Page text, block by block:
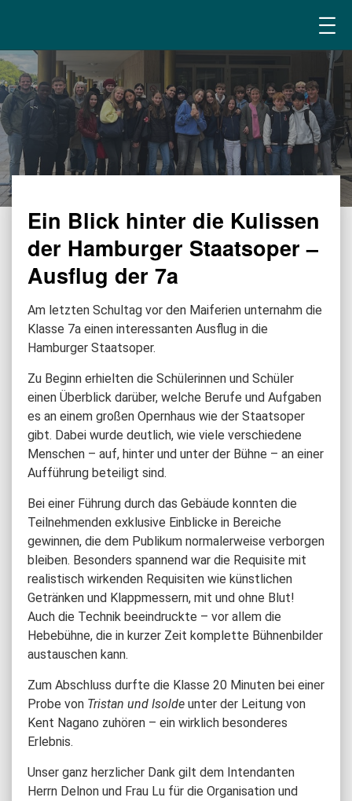
Ein Blick hinter die Kulissen
der Hamburger Staatsoper –
Ausflug der 7a
Am letzten Schultag vor den Maiferien unternahm die
Klasse 7a einen interessanten Ausflug in die
Hamburger Staatsoper.
Zu Beginn erhielten die Schülerinnen und Schüler
einen Überblick darüber, welche Berufe und Aufgaben
es an einem großen Opernhaus wie der Staatsoper
gibt. Dabei wurde deutlich, wie viele verschiedene
Menschen – auf, hinter und unter der Bühne – an einer
Aufführung beteiligt sind.
Bei einer Führung durch das Gebäude konnten die
Teilnehmenden exklusive Einblicke in Bereiche
gewinnen, die dem Publikum normalerweise verborgen
bleiben. Besonders spannend war die Requisite mit
realistisch wirkenden Requisiten wie künstlichen
Getränken und Klappmessern, mit und ohne Blut!
Auch die Technik beeindruckte – vor allem die
Hebebühne, die in kurzer Zeit komplette Bühnenbilder
austauschen kann.
Zum Abschluss durfte die Klasse 20 Minuten bei einer
Probe von Tristan und Isolde unter der Leitung von
Kent Nagano zuhören – ein wirklich besonderes
Erlebnis.
Unser ganz herzlicher Dank gilt dem Intendanten
Herrn Delnon und Frau Lu für die Organisation und